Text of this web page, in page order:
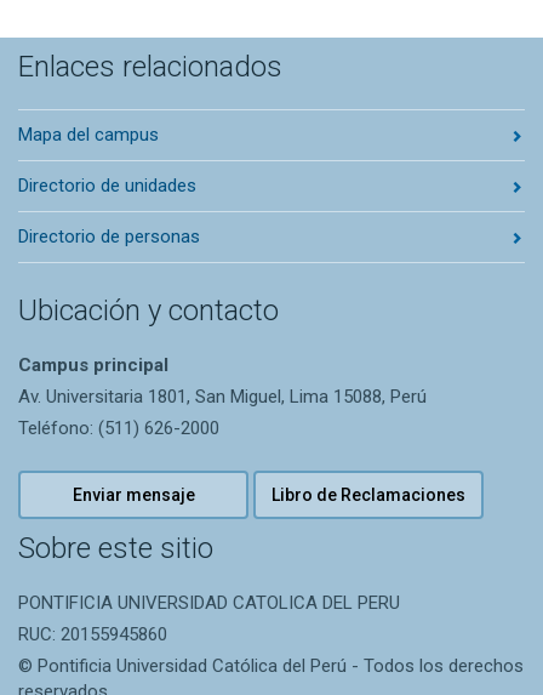
Enlaces relacionados
Mapa del campus
Directorio de unidades
Directorio de personas
Ubicación y contacto
Campus principal
Av. Universitaria 1801, San Miguel, Lima 15088, Perú
Teléfono: (511) 626-2000
Enviar mensaje Libro de Reclamaciones
Sobre este sitio
PONTIFICIA UNIVERSIDAD CATOLICA DEL PERU
RUC: 20155945860
© Pontificia Universidad Católica del Perú - Todos los derechos